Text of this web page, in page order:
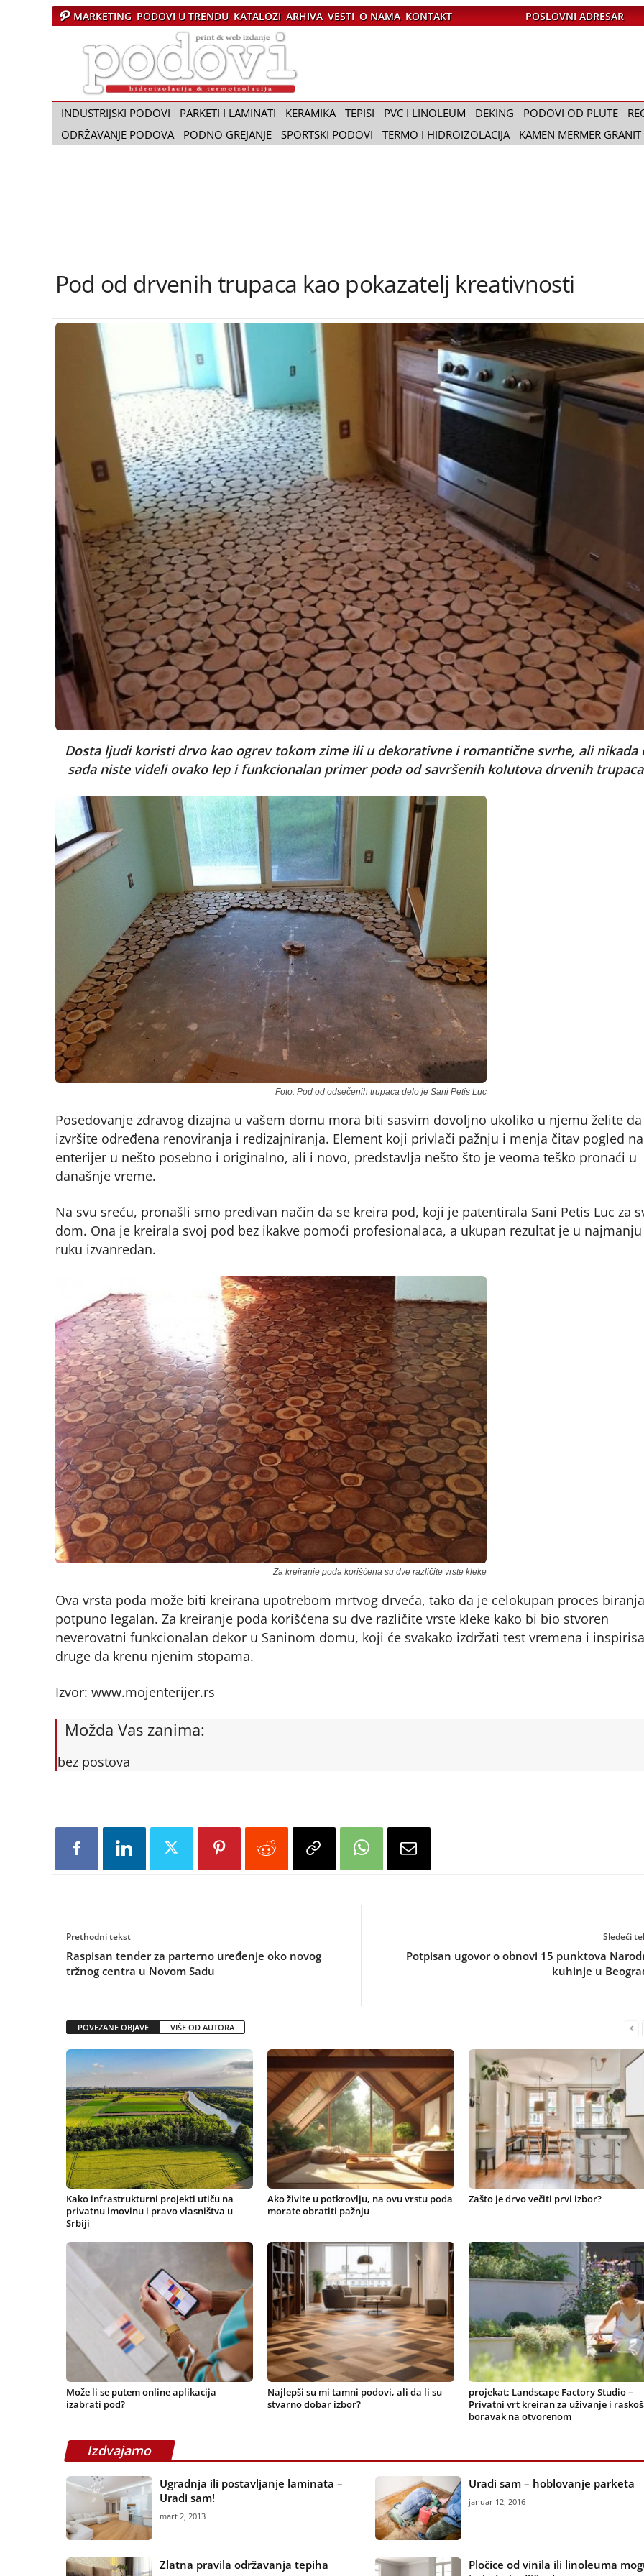
MARKETING PODOVI U TRENDU KATALOZI ARHIVA VESTI O NAMA KONTAKT POSLOVNI ADRESAR
a
p
i
P
INDUSTRIJSKI PODOVI PARKETI I LAMINATI KERAMIKA TEPISI PVC I LINOLEUM DEKING PODOVI OD PLUTE
ODRŽAVANJE PODOVA
PODNO GREJANJE SPORTSKI PODOVI TERMO I HIDROIZOLACIJA KAMEN MERMER GRANIT
Pod od drvenih trupaca kao pokazatelj kreativnosti
Dosta ljudi koristi drvo kao ogrev tokom zime ili u dekorativne i romantične svrhe, ali nikada
sada niste videli ovako lep i funkcionalan primer poda od savršenih kolutova drvenih
Foto: Pod od odsečenih trupaca delo je Sani Petis Luc
Posedovanje zdravog dizajna u vašem domu mora biti sasvim dovoljno ukoliko u njemu želite da
izvršite određena renoviranja i redizajniranja. Element koji privlači pažnju i menja čitav pogled na
enterijer u nešto posebno i originalno, ali i novo, predstavlja nešto što je veoma teško pronaći u
današnje vreme.
Na svu sreću, pronašli smo predivan način da se kreira pod, koji je patentirala Sani Petis Luc za
dom. Ona je kreirala svoj pod bez ikakve pomoći profesionalaca, a ukupan rezultat je u najmanju
ruku izvanredan.
Za kreiranje poda korišćena su dve različite vrste kleke
Ova vrsta poda može biti kreirana upotrebom mrtvog drveća, tako da je celokupan proces biranja
potpuno legalan. Za kreiranje poda korišćena su dve različite vrste kleke kako bi bio stvoren
neverovatni funkcionalan dekor u Saninom domu, koji će svakako izdržati test vremena i
druge da krenu njenim stopama.
Izvor: www.mojenterijer.rs
Možda Vas zanima:
bez postova
Prethodni tekst
Raspisan tender za parterno uređenje oko novog
tržnog centra u Novom Sadu
Sledeći
Potpisan ugovor o obnovi 15 punktova
kuhinje u
POVEZANE OBJAVE VIŠE OD AUTORA
Kako infrastrukturni projekti utiču na
privatnu imovinu i pravo vlasništva u
Srbiji
Ako živite u potkrovlju, na ovu vrstu poda
morate obratiti pažnju
Zašto je drvo večiti prvi izbor?
Može li se putem online aplikacija
izabrati pod?
Najlepši su mi tamni podovi, ali da li su
stvarno dobar izbor?
projekat: Landscape Factory Studio –
Privatni vrt kreiran za uživanje i
boravak na otvorenom
Izdvajamo
Ugradnja ili postavljanje laminata –
Uradi sam!
mart 2, 2013
Uradi sam – hoblovanje parketa
januar 12, 2016
Zlatna pravila održavanja tepiha
Pločice od vinila ili linoleuma